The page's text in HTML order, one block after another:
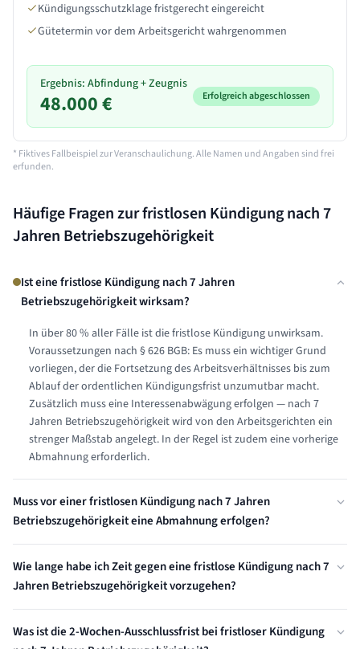
Kündigungsschutzklage fristgerecht eingereicht
Gütetermin vor dem Arbeitsgericht wahrgenommen
Ergebnis: Abfindung + Zeugnis
48.000 € Erfolgreich abgeschlossen
* Fiktives Fallbeispiel zur Veranschaulichung. Alle Namen und Angaben sind frei
erfunden.
Häufige Fragen zur fristlosen Kündigung nach7
Jahren Betriebszugehörigkeit
Ist eine fristlose Kündigung nach 7 Jahren
Betriebszugehörigkeit wirksam?
In über 80 % aller Fälle ist die fristlose Kündigung unwirksam.
Voraussetzungen nach § 626 BGB: Es muss ein wichtiger Grund
vorliegen, der die Fortsetzung des Arbeitsverhältnisses bis zum
Ablauf der ordentlichen Kündigungsfrist unzumutbar macht.
Zusätzlich muss eine Interessenabwägung erfolgen — nach 7
Jahren Betriebszugehörigkeit wird von den Arbeitsgerichten ein
strenger Maßstab angelegt. In der Regel ist zudem eine vorherige
Abmahnung erforderlich.
Muss vor einer fristlosen Kündigung nach 7 Jahren
Betriebszugehörigkeit eine Abmahnung erfolgen?
eine vorherige Abmahnung grundsätzlich erforderlich — der
Arbeitnehmer muss die Chance erhalten, sein Verhalten zu
ändern. Nur bei besonders schweren Verstößen (z.B. Straftaten,
schwerer Vertrauensbruch) kann eine Abmahnung entbehrlich
sein. Nach 7 Jahren Betriebszugehörigkeit legen Arbeitsgerichte
Wie lange habe ich Zeit gegen eine fristlose Kündigung nach 7
Jahren Betriebszugehörigkeit vorzugehen?
Kündigungsschutzklage beim Arbeitsgericht einzureichen (§ 4
Was ist die 2-Wochen-Ausschlussfrist bei fristloser Kündigung